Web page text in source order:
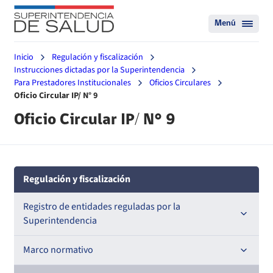
Menú
Inicio
Regulación y fiscalización
Instrucciones dictadas por la Superintendencia
Para Prestadores Institucionales
Oficios Circulares
Oficio Circular IP/ N° 9
Oficio Circular IP/ N° 9
Regulación y fiscalización
Registro de entidades reguladas por la
Superintendencia
Registro de Prestadores Acreditados
Marco normativo